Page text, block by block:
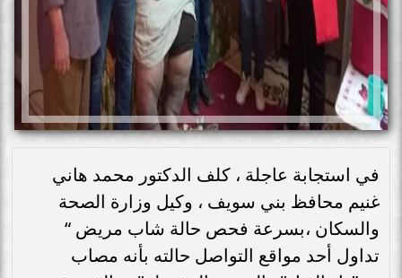
في استجابة عاجلة ، كلف الدكتور محمد هاني
غنيم محافظ بني سويف ، وكيل وزارة الصحة
والسكان ،بسرعة فحص حالة شاب مريض “
تداول أحد مواقع التواصل حالته بأنه مصاب